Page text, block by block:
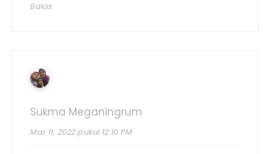
Balas
Sukma Meganingrum
Mar 11, 2022 pukul 12:10 PM